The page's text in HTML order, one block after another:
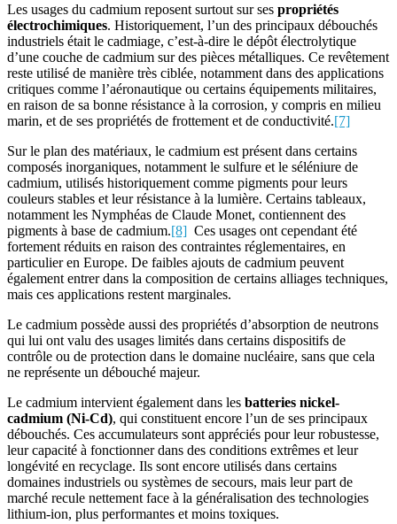
Les usages du cadmium reposent surtout sur ses propriétés
électrochimiques. Historiquement, l’un des principaux débouchés
industriels était le cadmiage, c’est-à-dire le dépôt électrolytique
d’une couche de cadmium sur des pièces métalliques. Ce revêtement
reste utilisé de manière très ciblée, notamment dans des applications
critiques comme l’aéronautique ou certains équipements militaires,
en raison de sa bonne résistance à la corrosion, y compris en milieu
marin, et de ses propriétés de frottement et de conductivité.[7]
Sur le plan des matériaux, le cadmium est présent dans certains
composés inorganiques, notamment le sulfure et le séléniure de
cadmium, utilisés historiquement comme pigments pour leurs
couleurs stables et leur résistance à la lumière. Certains tableaux,
notamment les Nymphéas de Claude Monet, contiennent des
pigments à base de cadmium.[8] Ces usages ont cependant été
fortement réduits en raison des contraintes réglementaires, en
particulier en Europe. De faibles ajouts de cadmium peuvent
également entrer dans la composition de certains alliages techniques,
mais ces applications restent marginales.
Le cadmium possède aussi des propriétés d’absorption de neutrons
qui lui ont valu des usages limités dans certains dispositifs de
contrôle ou de protection dans le domaine nucléaire, sans que cela
ne représente un débouché majeur.
Le cadmium intervient également dans les batteries nickel-
cadmium (Ni-Cd), qui constituent encore l’un de ses principaux
débouchés. Ces accumulateurs sont appréciés pour leur robustesse,
leur capacité à fonctionner dans des conditions extrêmes et leur
longévité en recyclage. Ils sont encore utilisés dans certains
domaines industriels ou systèmes de secours, mais leur part de
marché recule nettement face à la généralisation des technologies
lithium-ion, plus performantes et moins toxiques.